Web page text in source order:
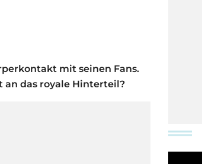
mit seinen Fans.
an das royale Hinterteil?